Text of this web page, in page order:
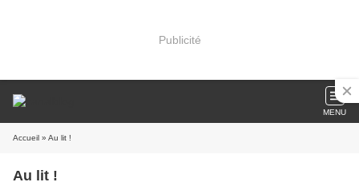
Publicité
MENU
Accueil » Au lit !
Au lit !